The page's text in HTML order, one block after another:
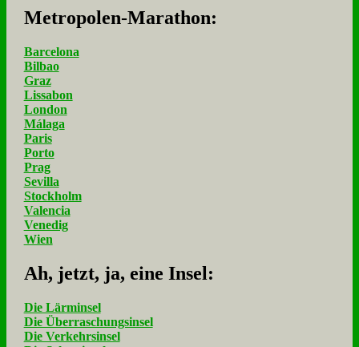
Me­tro­po­len-Ma­ra­thon:
Barcelona
Bilbao
Graz
Lissabon
London
Málaga
Paris
Porto
Prag
Sevilla
Stockholm
Valencia
Venedig
Wien
Ah, jetzt, ja, ei­ne In­sel:
Die Lärminsel
Die Überraschungsinsel
Die Verkehrsinsel